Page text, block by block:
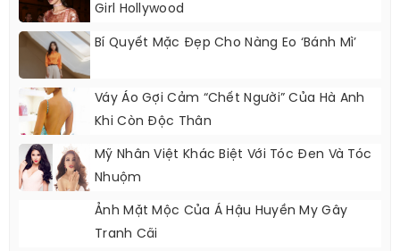
Girl Hollywood
Bí Quyết Mặc Đẹp Cho Nàng Eo ‘bánh Mì’
Váy Áo Gợi Cảm “chết Người” Của Hà Anh
Khi Còn Độc Thân
Mỹ Nhân Việt Khác Biệt Với Tóc Đen Và Tóc
Nhuộm
Ảnh Mặt Mộc Của Á Hậu Huyền My Gây
Tranh Cãi